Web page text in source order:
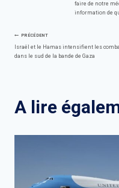
faire de notre
information de
Navigation
PRÉCÉDENT
Israël et le Hamas intensifient les
dans le sud de la bande de Gaza
A lire